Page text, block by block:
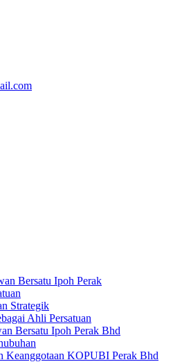
Bersatu Ipoh Perak
Strategik
Ahli Persatuan
Bersatu Ipoh Perak Bhd
Keanggotaan KOPUBI Perak Bhd